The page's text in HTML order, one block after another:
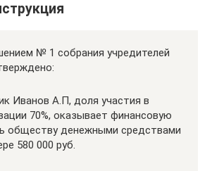
№ 1 собрания учредителей
Иванов А.П, доля участия в
70%, оказывает финансовую
обществу денежными средствами
580 000 руб.